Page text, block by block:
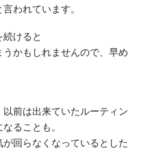
われています。
けると
かもしれませんので、早め
前は出来ていたルーティン
ることも。
回らなくなっているとした